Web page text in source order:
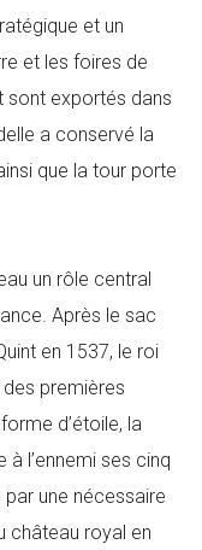
et un
et les foires de
sont exportés dans
a conservé la
que la tour porte
un rôle central
Après le sac
en 1537, le roi
des premières
d’étoile, la
l’ennemi ses cinq
une nécessaire
château royal en